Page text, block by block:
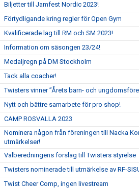
Biljetter till Jamfest Nordic 2023!
Förtydligande kring regler för Open Gym
Kvalificerade lag till RM och SM 2023!
Information om säsongen 23/24!
Medaljregn på DM Stockholm
Tack alla coacher!
Twisters vinner ”Årets barn- och
Nytt och bättre samarbete för pro shop!
CAMP ROSVALLA 2023
Nominera någon från föreningen till Nacka
utmärkelser!
Valberedningens förslag till Twisters styrelse
Twisters nominerade till utmärkelse av RF-
Twist Cheer Comp, ingen livestream